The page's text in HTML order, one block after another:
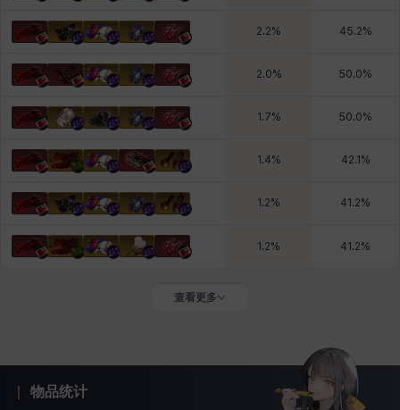
2.2% 45.2%
2.0% 50.0%
1.7% 50.0%
1.4% 42.1 %
1.2% 41.2%
1.2% 41.2%
查看更多
物品统计